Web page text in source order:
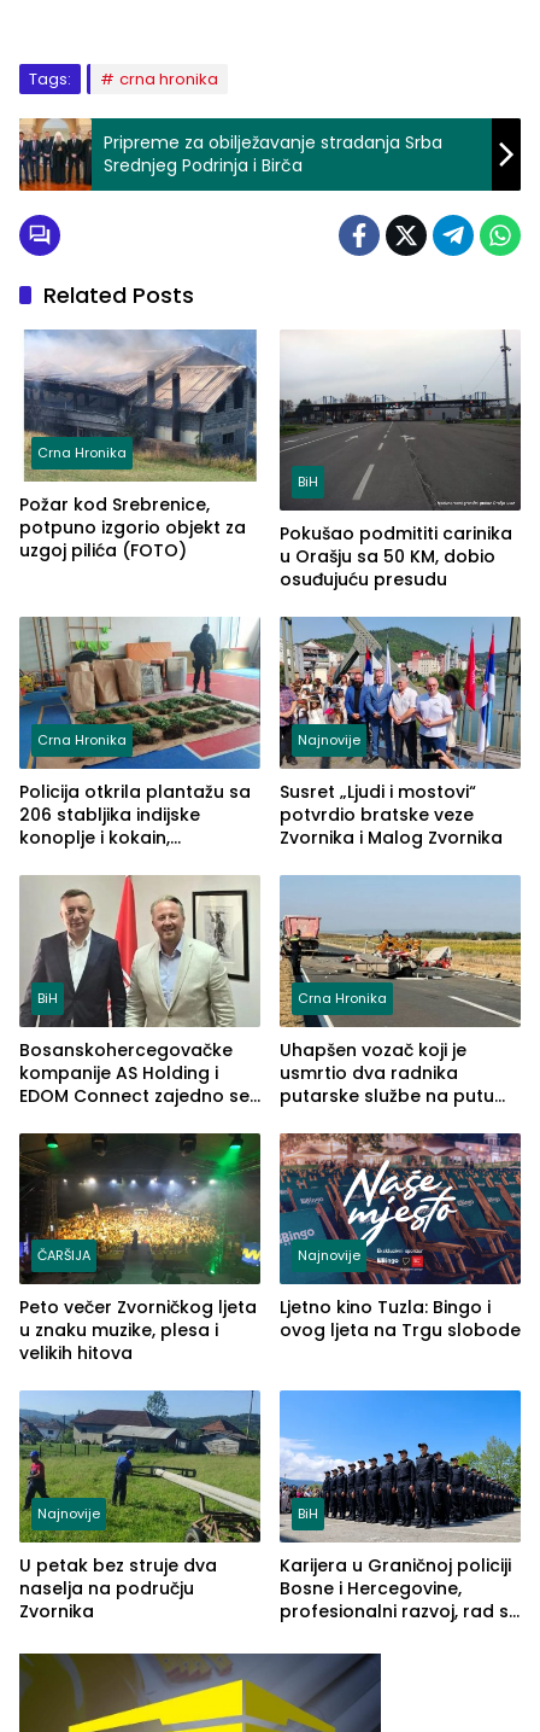
Tags: crna hronika
Pripreme za obilježavanje stradanja Srba
Srednjeg Podrinja i Birča
Related Posts
Crna Hronika
Požar kod Srebrenice,
potpuno izgorio objekt za
uzgoj pilića (FOTO)
BiH
Pokušao podmititi carinika
u Orašju sa 50 KM, dobio
osuđujuću presudu
Crna Hronika
Policija otkrila plantažu sa
206 stabljika indijske
konoplje i kokain,
(FOTO)
Najnovije
Susret „Ljudi i mostovi“
potvrdio bratske veze
Zvornika i Malog Zvornika
BiH
Bosanskohercegovačke
kompanije AS Holding i
EDOM Connect zajedno se
Crna Hronika
Uhapšen vozač koji je
usmrtio dva radnika
putarske službe na putu
(FOTO)
ČARŠIJA
Peto večer Zvorničkog ljeta
u znaku muzike, plesa i
velikih hitova
Najnovije
Ljetno kino Tuzla: Bingo i
ovog ljeta na Trgu slobode
Najnovije
U petak bez struje dva
naselja na području
Zvornika
BiH
Karijera u Graničnoj policiji
Bosne i Hercegovine,
profesionalni razvoj, rad sa
služba građanima